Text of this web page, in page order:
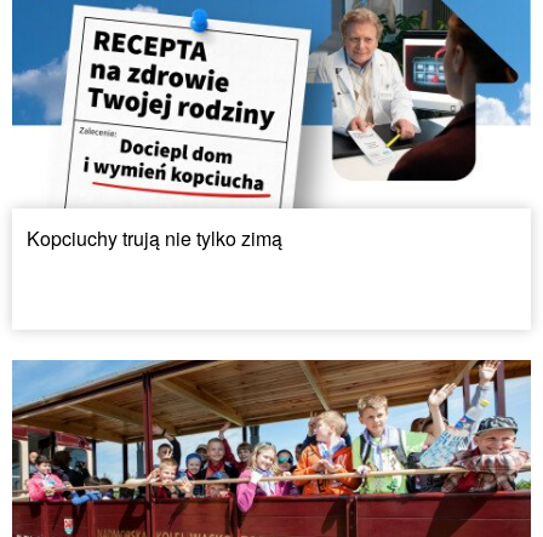
Kopciuchy trują nie tylko zimą